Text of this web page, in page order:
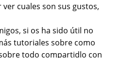
cuales son sus gustos,
si os ha sido útil no
tutoriales sobre como
todo compartidlo con